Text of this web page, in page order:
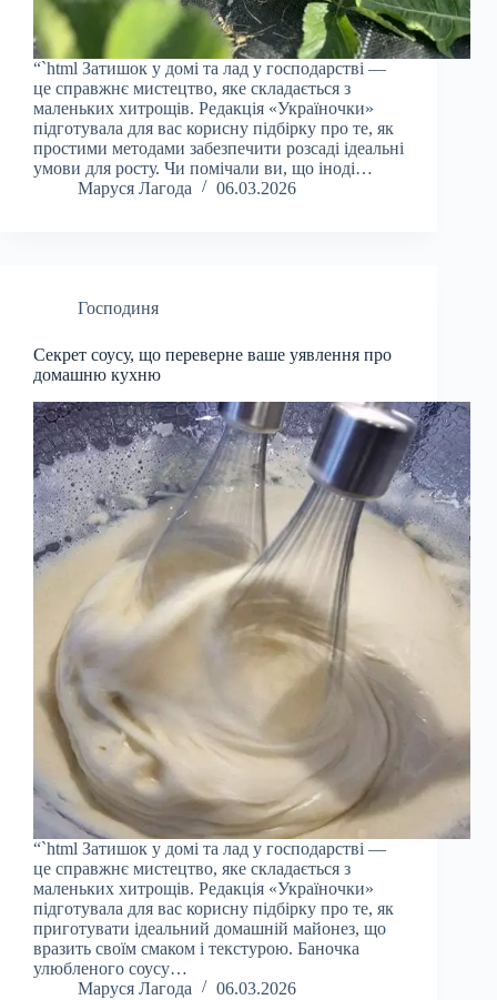
“`html Затишок у домі та лад у господарстві —
це справжнє мистецтво, яке складається з
маленьких хитрощів. Редакція «Україночки»
підготувала для вас корисну підбірку про те, як
простими методами забезпечити розсаді ідеальні
умови для росту. Чи помічали ви, що іноді…
Маруся Лагода
06.03.2026
Господиня
Секрет соусу, що переверне ваше уявлення про
домашню кухню
“`html Затишок у домі та лад у господарстві —
це справжнє мистецтво, яке складається з
маленьких хитрощів. Редакція «Україночки»
підготувала для вас корисну підбірку про те, як
приготувати ідеальний домашній майонез, що
вразить своїм смаком і текстурою. Баночка
улюбленого соусу…
Маруся Лагода
06.03.2026